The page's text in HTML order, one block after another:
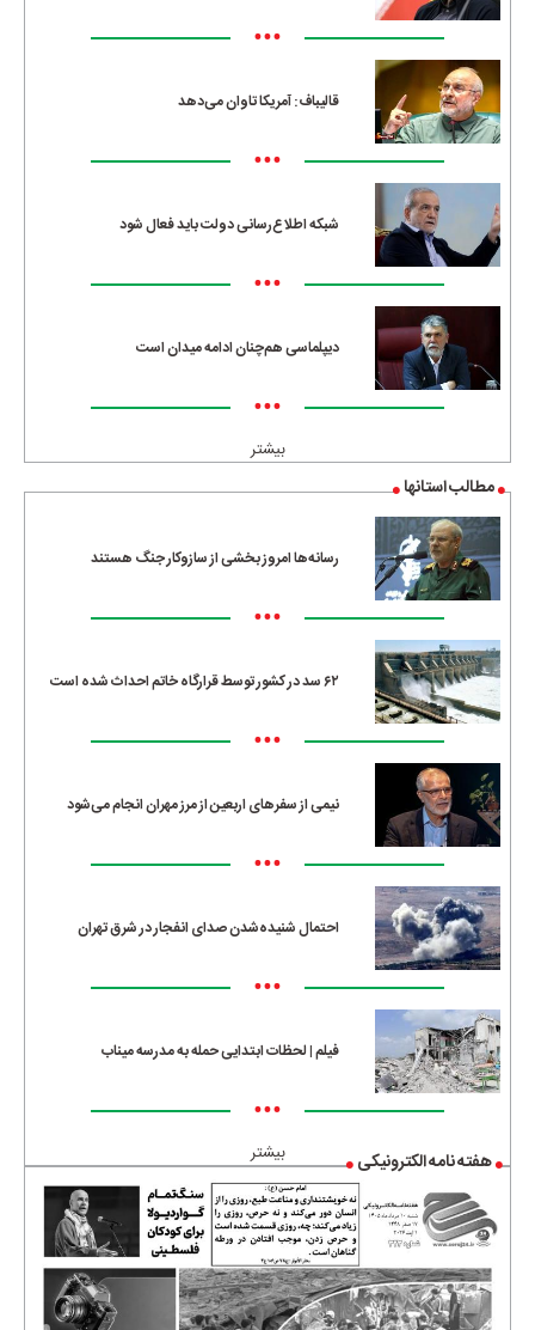
•••
قالیباف: آمریکا تاوان می‌دهد
•••
شبکه اطلاع‌رسانی دولت باید فعال شود
•••
دیپلماسی هم‌چنان ادامه میدان است
•••
بیشتر
مطالب استانها
رسانه‌ها امروز بخشی از سازوکار جنگ هستند
•••
۶۲ سد در کشور توسط قرارگاه خاتم احداث شده است
•••
نیمی از سفرهای اربعین از مرز مهران انجام می‌شود
•••
احتمال شنیده‌شدن صدای انفجار در شرق تهران
•••
فیلم | لحظات ابتدایی حمله به مدرسه میناب
•••
بیشتر هفته نامه الکترونیکی